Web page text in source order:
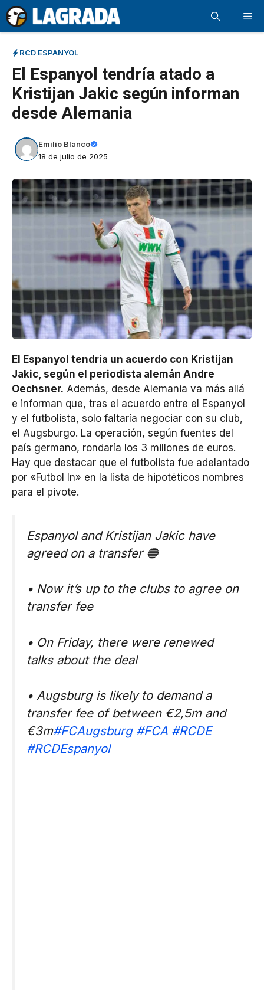
Saltar
al
contenido
RCD ESPANYOL
El Espanyol tendría atado a
Kristijan Jakic según informan
desde Alemania
Emilio Blanco
18 de julio de 2025
El Espanyol tendría un acuerdo con Kristijan
Jakic, según el periodista alemán Andre
Oechsner. Además, desde Alemania va más allá
e informan que, tras el acuerdo entre el Espanyol
y el futbolista, solo faltaría negociar con su club,
el Augsburgo. La operación, según fuentes del
país germano, rondaría los 3 millones de euros.
Hay que destacar que el futbolista fue adelantado
por «Futbol In» en la lista de hipotéticos nombres
para el pivote.
Espanyol and Kristijan Jakic have
agreed on a transfer 🔵
• Now it’s up to the clubs to agree on
transfer fee
• On Friday, there were renewed
talks about the deal
• Augsburg is likely to demand a
transfer fee of between €2,5m and
€3m#FCAugsburg #FCA #RCDE
#RCDEspanyol